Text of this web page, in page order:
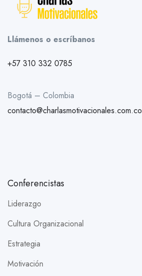
Llámenos o escríbanos
+57 310 332 0785
Bogotá – Colombia
contacto@charlasmotivacionales.com.co
Conferencistas
Liderazgo
Cultura Organizacional
Estrategia
Motivación